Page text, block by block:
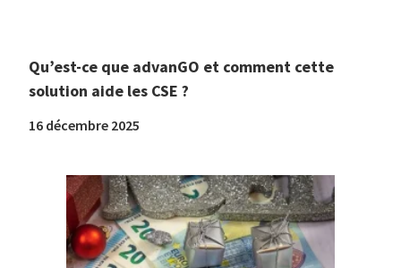
Qu’est-ce que advanGO et comment cette
solution aide les CSE ?
16 décembre 2025